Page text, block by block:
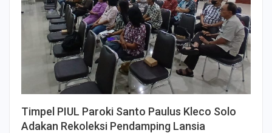
Timpel PIUL Paroki Santo Paulus Kleco Solo
Adakan Rekoleksi Pendamping Lansia